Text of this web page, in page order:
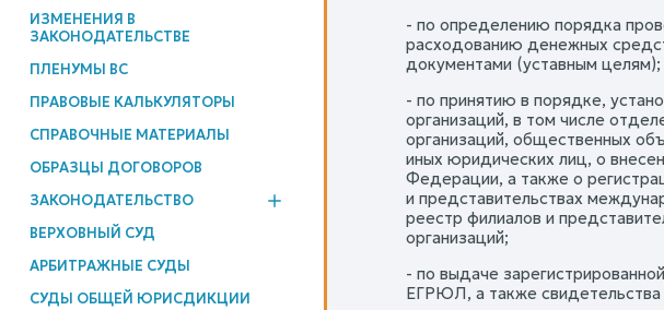
ИЗМЕНЕНИЯ В
ЗАКОНОДАТЕЛЬСТВЕ
ПЛЕНУМЫ ВС
ПРАВОВЫЕ КАЛЬКУЛЯТОРЫ
СПРАВОЧНЫЕ МАТЕРИАЛЫ
ОБРАЗЦЫ ДОГОВОРОВ
ЗАКОНОДАТЕЛЬСТВО
ВЕРХОВНЫЙ СУД
АРБИТРАЖНЫЕ СУДЫ
СУДЫ ОБЩЕЙ ЮРИСДИКЦИИ
- по определению порядка
расходованию денежных
документами (уставным целям);
- по принятию в порядке,
организаций, в том числе
организаций, общественных
иных юридических лиц, о
Федерации, а также о
и представительствах
реестр филиалов и
организаций;
- по выдаче
ЕГРЮЛ, а также свидетельства